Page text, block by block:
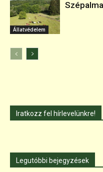
Állatvédelem
Iratkozz fel hírlevelünkre!
Legutóbbi bejegyzések